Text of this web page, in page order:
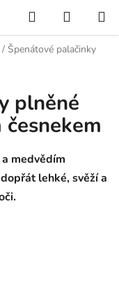
Hledat
KOŠÍK
/ Špenátové palačinky
plněné
medvědím
lehké, svěží a